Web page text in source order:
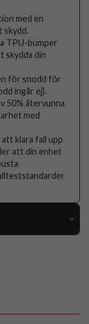
med en
skydd.
TPU-bumper
skydda din
för snodd för
ingår ej).
50% återvunna
med
klara fall upp
att din enhet
Stöttålig